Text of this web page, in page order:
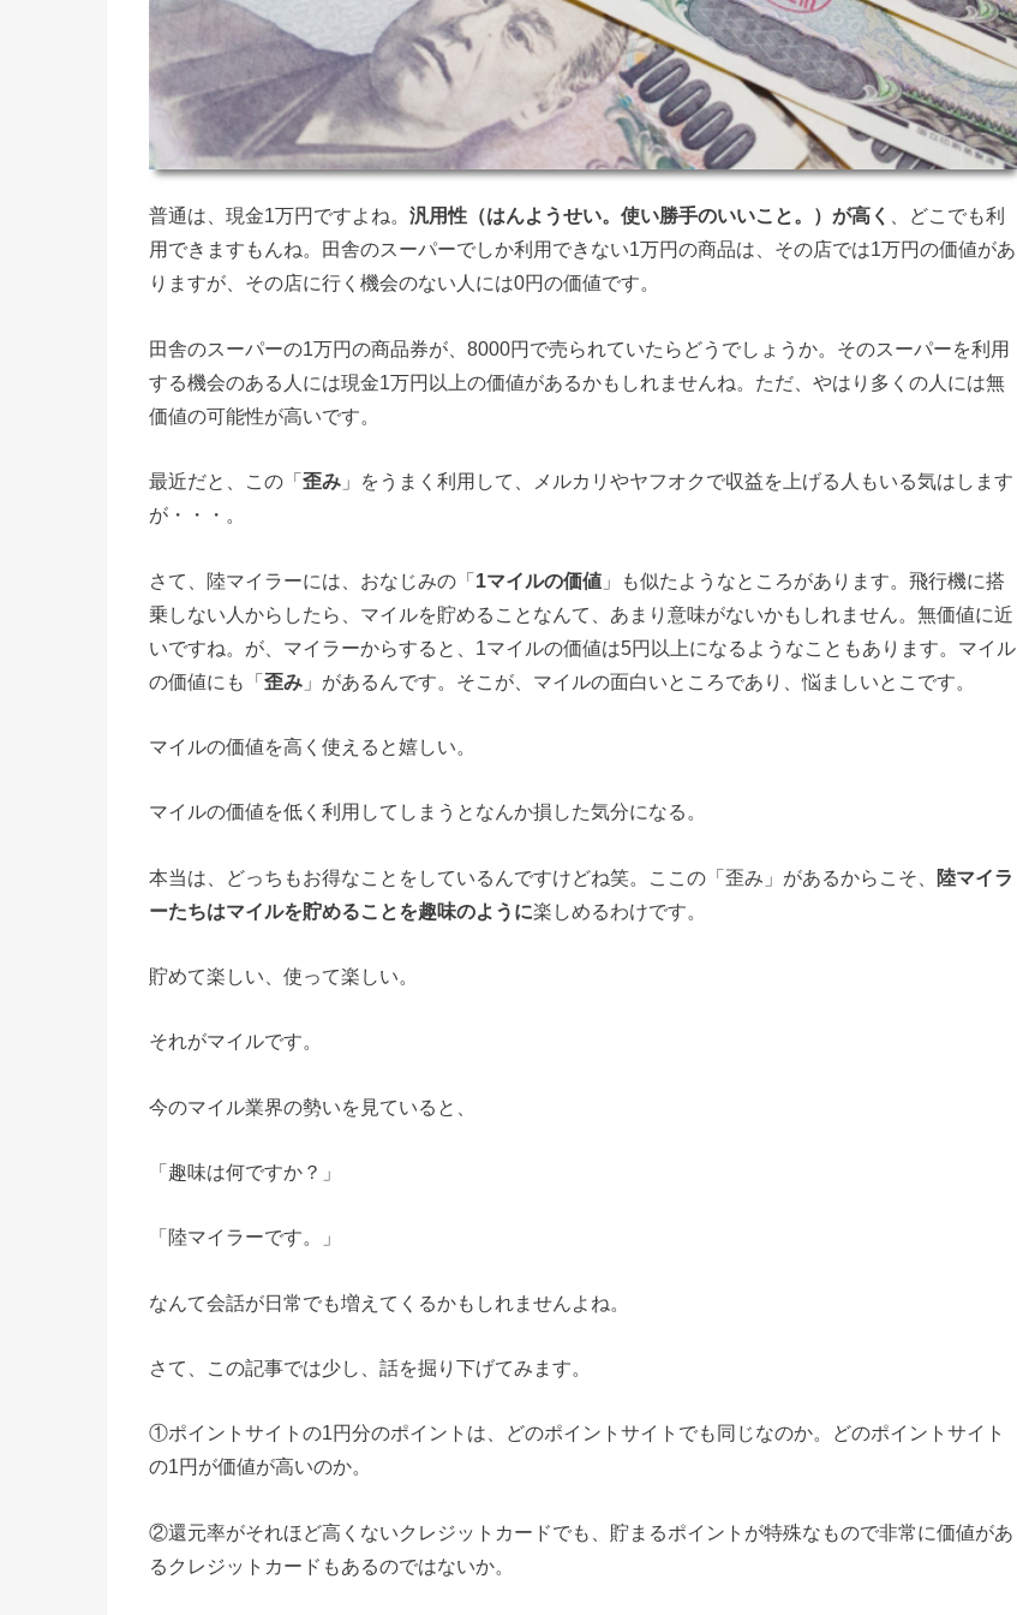
普通は、現金1万円ですよね。 汎用性（はんようせい。使い勝手のいいこと。）が高く
、どこでも利
用できますもんね。田舎のスーパーでしか利用できない1万円の商品は、その店では1万円の価値があ
りますが、その店に行く機会のない人には0円の価値です。
田舎のスーパーの1万円の商品券が、8000円で売られていたらどうでしょうか。そのスーパーを利用
する機会のある人には現金1万円以上の価値があるかもしれませんね。ただ、やはり多くの人には無
価値の可能性が高いです。
最近だと、この「歪み 」をうまく利用して、メルカリやヤフオクで収益を上げる人もいる気はします
が・・・。
さて、陸マイラーには、おなじみの「1マイルの価値 」も似たようなところがあります。飛行機に搭
乗しない人からしたら、マイルを貯めることなんて、あまり意味がないかもしれません。無価値に近
いですね。が、マイラーからすると、1マイルの価値は5円以上になるようなこともあります。マイル
の価値にも「歪み 」があるんです。そこが、マイルの面白いところであり、悩ましいとこです。
マイルの価値を高く使えると嬉しい。
マイルの価値を低く利用してしまうとなんか損した気分になる。
本当は、どっちもお得なことをしているんですけどね笑。ここの「歪み」があるからこそ、
陸マイラ
ーたちはマイルを貯めることを趣味のように楽しめるわけです。
貯めて楽しい、使って楽しい。
それがマイルです。
今のマイル業界の勢いを見ていると、
「趣味は何ですか？」
「陸マイラーです。」
なんて会話が日常でも増えてくるかもしれませんよね。
さて、この記事では少し、話を掘り下げてみます。
①ポイントサイトの1円分のポイントは、どのポイントサイトでも同じなのか。どのポイントサイト
の1円が価値が高いのか。
②還元率がそれほど高くないクレジットカードでも、貯まるポイントが特殊なもので非常に価値があ
るクレジットカードもあるのではないか。